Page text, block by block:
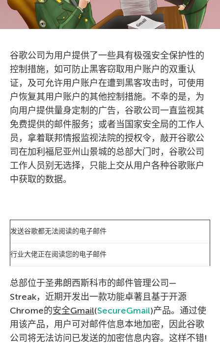
谷歌公司为用户提供了一些具有极强安全保护性的
控制措施，如可防止黑客窃取用户账户的双重认
证，及可允许用户账户在遭到黑客攻击时，可使用
户恢复其用户账户的其他控制措施。不幸的是，为
向用户提供量身定制的广告，谷歌公司一直监视其
免费提供的邮件服务；或者当国家安全局的工作人
员，拿着联邦情报监视法院的授权令，敲开谷歌公
司在加利福尼亚州山景城的总部大门时，谷歌公司
工作人员别无选择，只能上交从用户各种谷歌账户
中获取的数据。
发送谷歌都无法阅读的电子邮件
行业大佬正在阅读您的电子邮件
总部位于圣弗朗西斯科市的邮件管理公司—
Streak，近期开发出一款功能卓著且基于开源
Chrome的安全Gmail(SecureGmail)产品。通过使
用该产品，用户可对邮件信息本地加密，因此谷歌
公司将无法访问已发送的加密信息内容。这样不错!